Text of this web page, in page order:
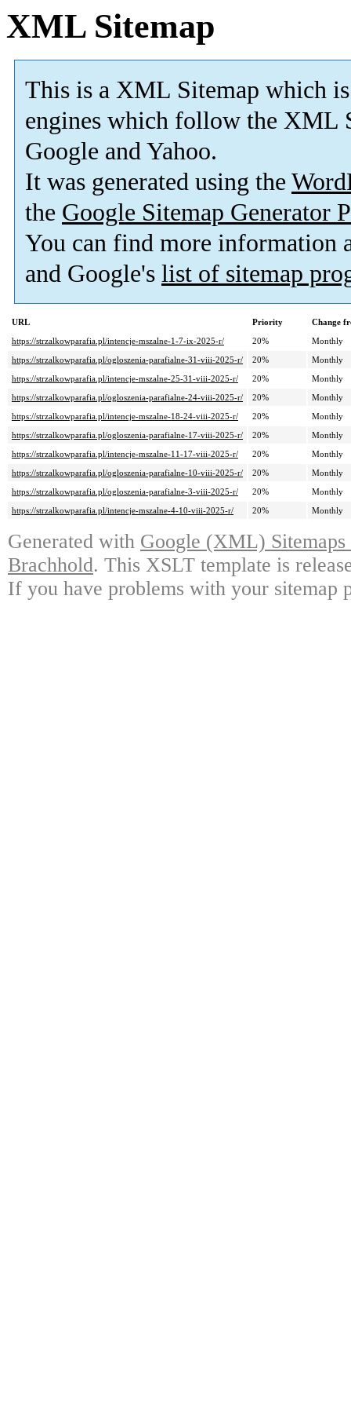
XML Sitemap
This is a XML Sitemap which is
engines which follow the XML
Google and Yahoo.
It was generated using the
the Google Sitemap Generator
You can find more information
and Google's list of sitemap
URL Priority
Change
https://strzalkowparafia.pl/intencje-mszalne-1-7-ix-2025-r/
20%
Monthly
https://strzalkowparafia.pl/ogloszenia-parafialne-31-viii-2025-r/
20%
Monthly
https://strzalkowparafia.pl/intencje-mszalne-25-31-viii-2025-r/
20%
Monthly
https://strzalkowparafia.pl/ogloszenia-parafialne-24-viii-2025-r/
20%
Monthly
https://strzalkowparafia.pl/intencje-mszalne-18-24-viii-2025-r/
20%
Monthly
https://strzalkowparafia.pl/ogloszenia-parafialne-17-viii-2025-r/
20%
Monthly
https://strzalkowparafia.pl/intencje-mszalne-11-17-viii-2025-r/
20%
Monthly
https://strzalkowparafia.pl/ogloszenia-parafialne-10-viii-2025-r/
20%
Monthly
https://strzalkowparafia.pl/ogloszenia-parafialne-3-viii-2025-r/
20%
Monthly
https://strzalkowparafia.pl/intencje-mszalne-4-10-viii-2025-r/
20% Monthly
Generated with Google (XML)
Brachhold. This XSLT template is
If you have problems with your sitemap